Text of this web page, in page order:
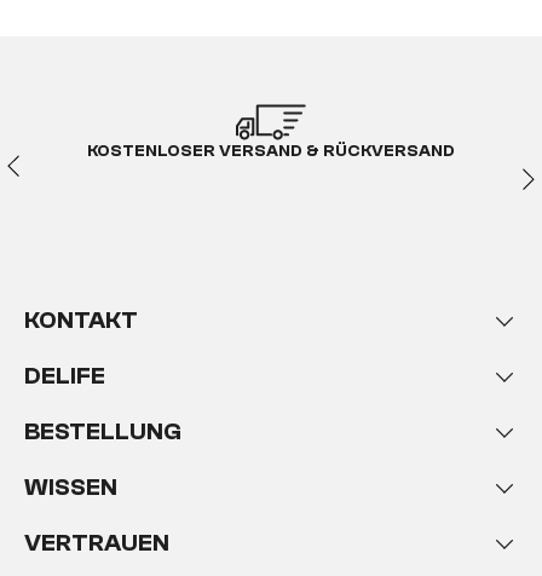
KOSTENLOSER VERSAND & RÜCKVERSAND
KONTAKT
DELIFE
BESTELLUNG
WISSEN
VERTRAUEN